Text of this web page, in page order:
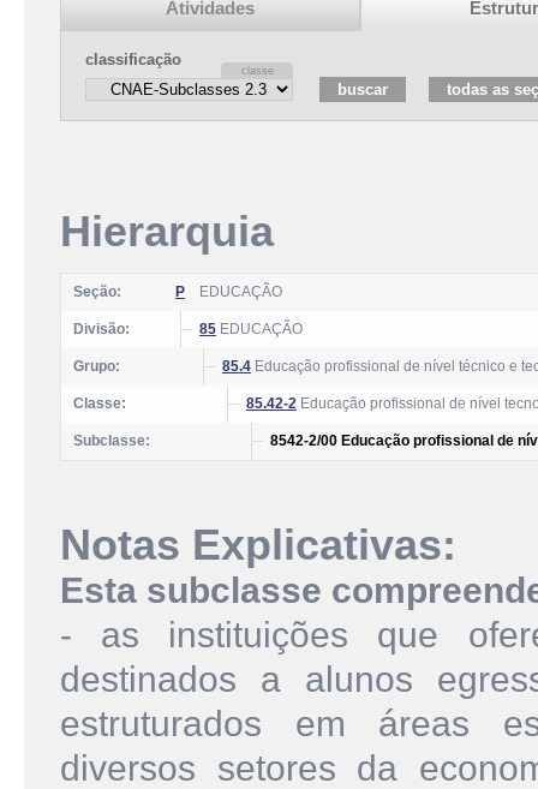
Atividades
classificação
Hierarquia
Seção: P EDUCAÇÃO
Divisão: 85 EDUCAÇÃO
Grupo: 85.4 Educação profissional de nível técnico e
Classe: 85.42-2 Educação profissional de nível
Subclasse: 8542-2/00 Educação profissional de
Notas Explicativas:
Esta subclasse
- as instituições que
destinados a alunos
estruturados em áreas
diversos setores da